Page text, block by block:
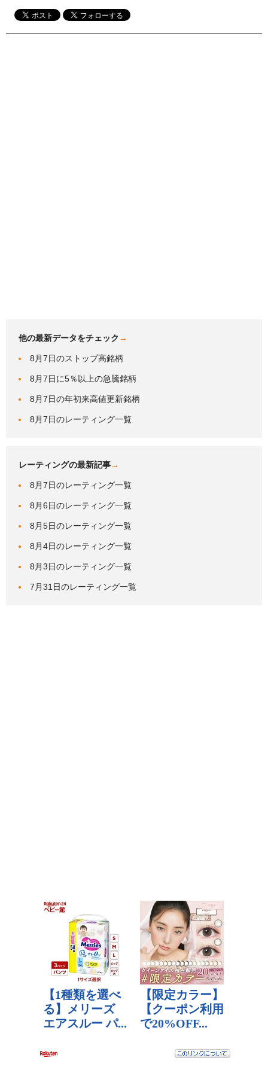
他の最新データをチェック →
8月7日のストップ高銘柄
8月7日に5％以上の急騰銘柄
8月7日の年初来高値更新銘柄
8月7日のレーティング一覧
レーティングの最新記事→
8月7日のレーティング一覧
8月6日のレーティング一覧
8月5日のレーティング一覧
8月4日のレーティング一覧
8月3日のレーティング一覧
7月31日のレーティング一覧